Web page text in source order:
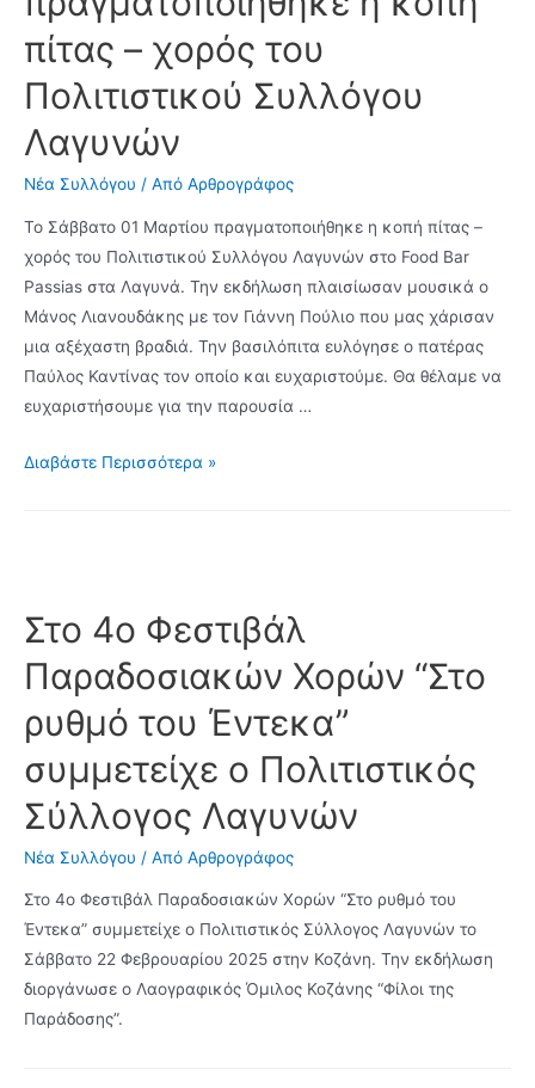
πίτας – χορός του
Πολιτιστικού Συλλόγου
Λαγυνών
Νέα Συλλόγου / Από Αρθρογράφος
Το Σάββατο 01 Μαρτίου πραγματοποιήθηκε η κοπή πίτας –
χορός του Πολιτιστικού Συλλόγου Λαγυνών στο Food Bar
Passias στα Λαγυνά. Την εκδήλωση πλαισίωσαν μουσικά ο
Μάνος Λιανουδάκης με τον Γιάννη Πούλιο που μας χάρισαν
μια αξέχαστη βραδιά. Την βασιλόπιτα ευλόγησε ο πατέρας
Παύλος Καντίνας τον οποίο και ευχαριστούμε. Θα θέλαμε να
ευχαριστήσουμε για την παρουσία …
Σάββατο
πίτας
–
του
Πολιτιστικού
Συλλόγου
Λαγυνών
Διαβάστε Περισσότερα »
Στο 4ο Φεστιβάλ
Παραδοσιακών Χορών “Στο
ρυθμό του Έντεκα”
συμμετείχε ο Πολιτιστικός
Σύλλογος Λαγυνών
Νέα Συλλόγου / Από Αρθρογράφος
Στο 4ο Φεστιβάλ Παραδοσιακών Χορών “Στο ρυθμό του
Έντεκα” συμμετείχε ο Πολιτιστικός Σύλλογος Λαγυνών το
Σάββατο 22 Φεβρουαρίου 2025 στην Κοζάνη. Την εκδήλωση
διοργάνωσε ο Λαογραφικός Όμιλος Κοζάνης “Φίλοι της
Παράδοσης”.